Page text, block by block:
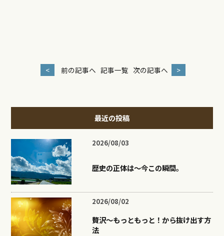
< 前の記事へ 記事一覧 次の記事へ >
最近の投稿
2026/08/03
歴史の正体は〜今この瞬間。
2026/08/02
贅沢〜もっともっと！から抜け出す方
法